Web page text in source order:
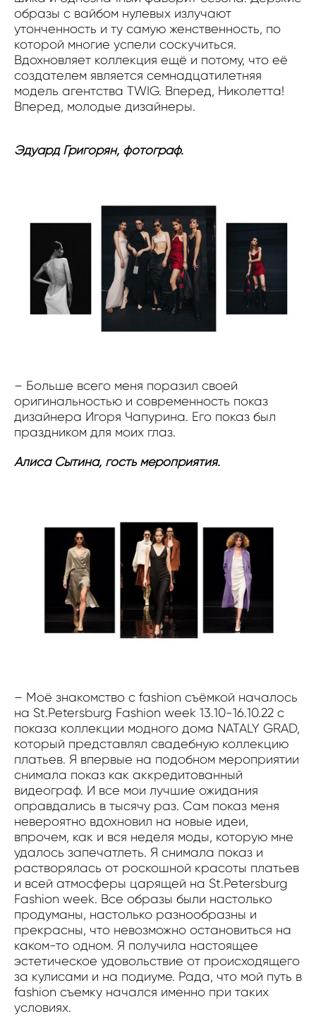
образы с вайбом нулевых излучают
утонченность и ту самую женственность, по
которой многие успели соскучиться.
Вдохновляет коллекция ещё и потому, что её
создателем является семнадцатилетняя
модель агентства TWIG. Вперед, Николетта!
Вперед, молодые дизайнеры.
Эдуард Григорян, фотограф.
– Больше всего меня поразил своей
оригинальностью и современность показ
дизайнера Игоря Чапурина. Его показ был
праздником для моих глаз.
Алиса Сытина, гость мероприятия.
– Моё знакомство с fashion съёмкой началось
на St.Petersburg Fashion week 13.10-16.10.22 с
показа коллекции модного дома NATALY GRAD,
который представлял свадебную коллекцию
платьев. Я впервые на подобном мероприятии
снимала показ как аккредитованный
видеограф. И все мои лучшие ожидания
оправдались в тысячу раз. Сам показ меня
невероятно вдохновил на новые идеи,
впрочем, как и вся неделя моды, которую мне
удалось запечатлеть. Я снимала показ и
растворялась от роскошной красоты платьев
и всей атмосферы царящей на St.Petersburg
Fashion week. Все образы были настолько
продуманы, настолько разнообразны и
прекрасны, что невозможно остановиться на
каком-то одном. Я получила настоящее
эстетическое удовольствие от происходящего
за кулисами и на подиуме. Рада, что мой путь в
fashion съемку начался именно при таких
условиях.